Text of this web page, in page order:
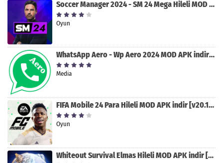
Soccer Manager 2024 - SM 24 Mega Hileli MOD APK indir [v3.0.0]
Oyun
WhatsApp Aero - Wp Aero 2024 MOD APK indir [v10.0.2]
Media
FIFA Mobile 24 Para Hileli MOD APK indir [v20.1.02]
Oyun
Whiteout Survival Elmas Hileli MOD APK indir [v1.13.1]